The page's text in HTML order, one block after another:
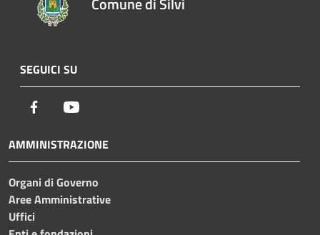
SEGUICI SU
Facebook
AMMINISTRAZIONE
Organi di Governo
Aree Amministrative
Uffici